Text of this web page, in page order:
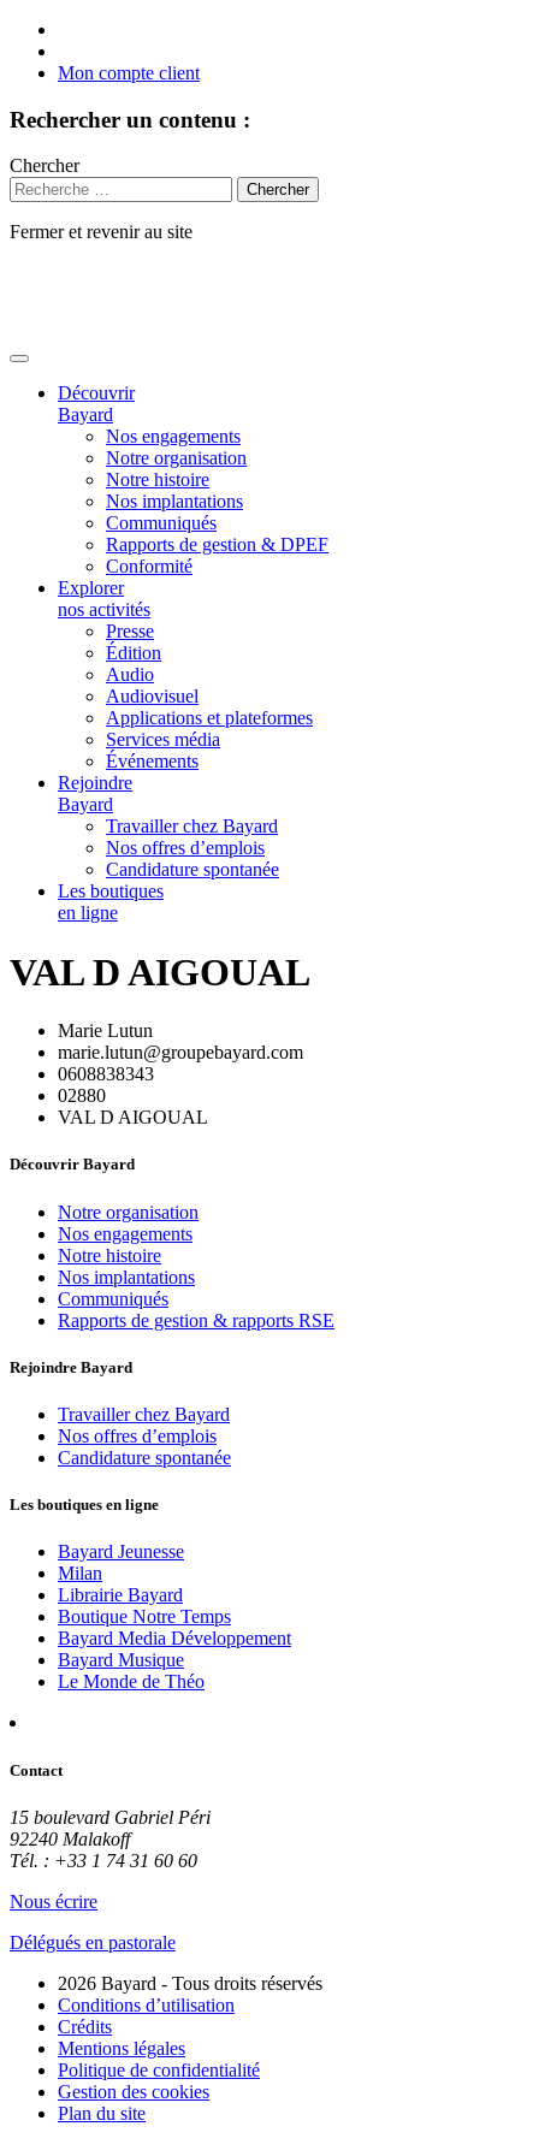
Mon compte client
Rechercher un contenu :
Chercher
Fermer et revenir au site
Découvrir
Bayard
Nos engagements
Notre organisation
Notre histoire
Nos implantations
Communiqués
Rapports de gestion & DPEF
Conformité
Explorer
nos activités
Presse
Édition
Audio
Audiovisuel
Applications et plateformes
Services média
Événements
Rejoindre
Bayard
Travailler chez Bayard
Nos offres d’emplois
Candidature spontanée
Les boutiques
en ligne
VAL D AIGOUAL
Marie Lutun
marie.lutun@groupebayard.com
0608838343
02880
VAL D AIGOUAL
Découvrir Bayard
Notre organisation
Nos engagements
Notre histoire
Nos implantations
Communiqués
Rapports de gestion & rapports RSE
Rejoindre Bayard
Travailler chez Bayard
Nos offres d’emplois
Candidature spontanée
Les boutiques en ligne
Bayard Jeunesse
Milan
Librairie Bayard
Boutique Notre Temps
Bayard Media Développement
Bayard Musique
Le Monde de Théo
Contact
15 boulevard Gabriel Péri
92240 Malakoff
Tél. : +33 1 74 31 60 60
Nous écrire
Délégués en pastorale
2026 Bayard - Tous droits réservés
Conditions d’utilisation
Crédits
Mentions légales
Politique de confidentialité
Gestion des cookies
Plan du site